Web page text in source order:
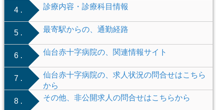
4 . 診療内容・診療科目情報
5 . 最寄駅からの、通勤経路
6 . 仙台赤十字病院の、関連情報サイト
7 .
仙台赤十字病院の、求人状況の問合せはこちら
から
8 .
その他、非公開求人の問合せはこちらから